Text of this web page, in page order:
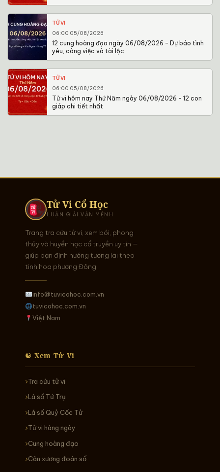
TỬ VI
06:00 05/08/2026
12 cung hoàng đạo ngày 06/08/2026 – Dự báo tình
yêu, công việc và tài lộc
TỬ VI
06:00 05/08/2026
Tử vi hôm nay Thứ Năm ngày 06/08/2026 – 12 con
giáp chi tiết nhất
Tử Vi Cổ Học
LUẬN GIẢI VẬN MỆNH
Trang tra cứu tử vi, xem bói, phong
thủy và huyền học cổ truyền uy tín —
giúp bạn định hướng tương lai theo
tinh hoa phương Đông.
info@tuvicohoc.com.vn
tuvicohoc.com.vn
Việt Nam
☯ Xem Tử Vi
Tra cứu tử vi
Lá số Tứ Trụ
Lá số Quỷ Cốc Tử
Tử vi hàng ngày
Cung hoàng đạo
Cân xương đoán số